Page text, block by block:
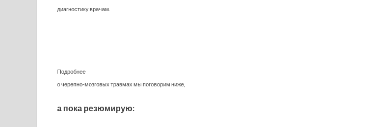
диагностику врачам.
Подробнее
о черепно-мозговых травмах мы поговорим ниже,
а пока резюмирую: